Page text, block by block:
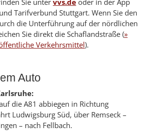
Sie unter vvs.de oder in der App
Tarifverbund Stuttgart. Wenn Sie den
die Unterführung auf der nördlichen
Sie direkt die Schaflandstraße (»
Verkehrsmittel).
Auto
die A81 abbiegen in Richtung
Ludwigsburg Süd, über Remseck –
– nach Fellbach.